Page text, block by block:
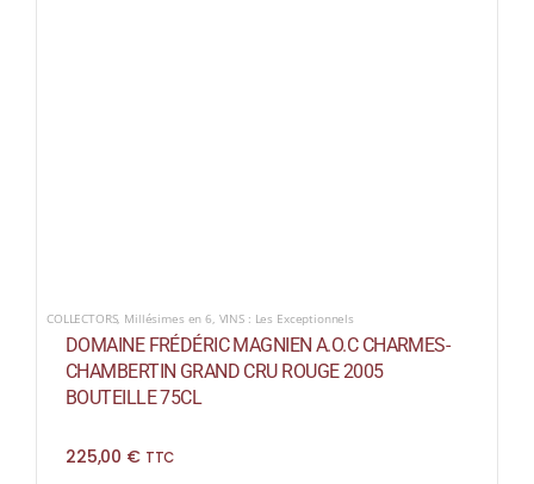
COLLECTORS, Millésimes en 6 VINS : Les Exceptionnels
DOMAINE FRÉDÉRIC MAGNIEN A.O.C CHARMES-
CHAMBERTIN GRAND CRU ROUGE 2005
BOUTEILLE 75CL
225,00 € TTC